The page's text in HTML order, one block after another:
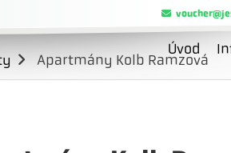
Úvod
Apartmány Kolb Ramzová